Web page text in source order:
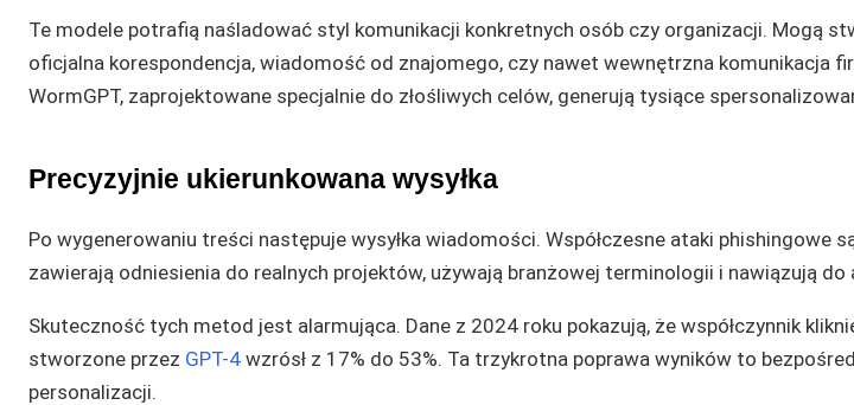
Te modele potrafią naśladować styl komunikacji konkretnych osób czy organizacji. Mogą
oficjalna korespondencja, wiadomość od znajomego, czy nawet wewnętrzna komunikacja
WormGPT, zaprojektowane specjalnie do złośliwych celów, generują tysiące
Precyzyjnie ukierunkowana wysyłka
Po wygenerowaniu treści następuje wysyłka wiadomości. Współczesne ataki phishingowe
zawierają odniesienia do realnych projektów, używają branżowej terminologii i nawiązują do
Skuteczność tych metod jest alarmująca. Dane z 2024 roku pokazują, że współczynnik
stworzone przez GPT-4 wzrósł z 17% do 53%. Ta trzykrotna poprawa wyników to
personalizacji.